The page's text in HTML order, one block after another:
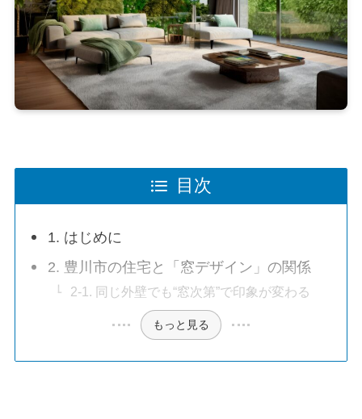
目次
1. はじめに
2. 豊川市の住宅と「窓デザイン」の関係
2-1. 同じ外壁でも“窓次第”で印象が変わる
もっと見る